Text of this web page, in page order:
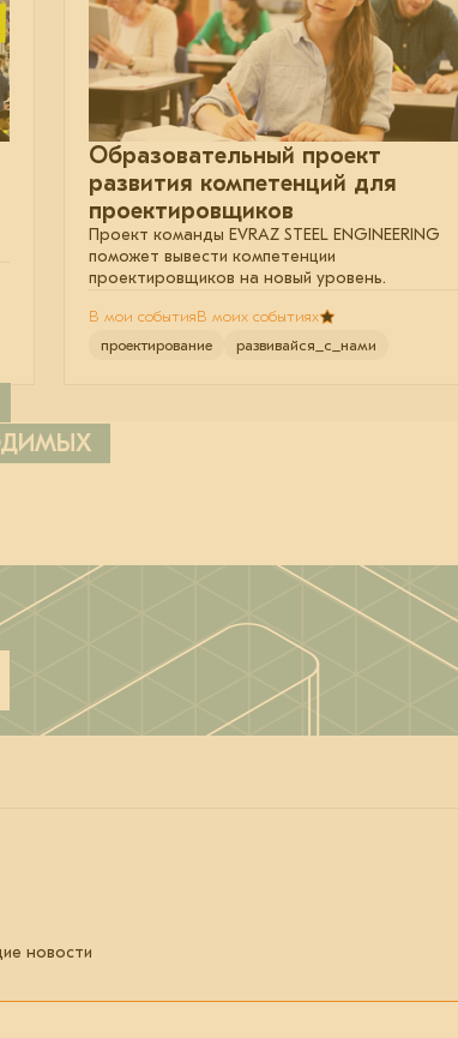
Образовательный проект
развития компетенций для
проектировщиков
Проект команды EVRAZ STEEL ENGINEERING
поможет вывести компетенции
проектировщиков на новый уровень.
В мои событияВ моих событиях
проектирование
развивайся_с_нами
новости